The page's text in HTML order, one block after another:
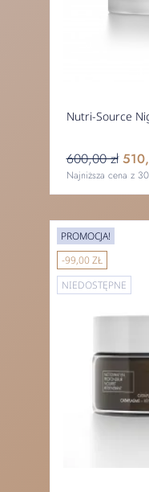
Nutri-Source
600,00 zł
Najniższa cena z
PROMOCJA!
-99,00 ZŁ
NIEDOSTĘPNE